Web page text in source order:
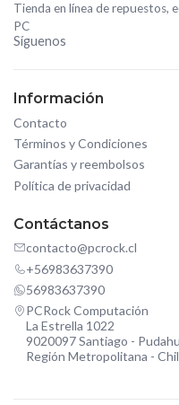
Tienda en línea de repuestos,
PC
Síguenos
Información
Contacto
Términos y Condiciones
Garantías y reembolsos
Política de privacidad
Contáctanos
contacto@pcrock.cl
+56983637390
56983637390
PCRock Computación
La Estrella 1022
9020097 Santiago -
Región Metropolitana -